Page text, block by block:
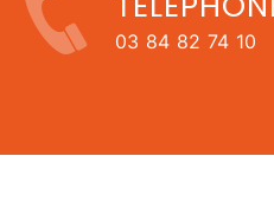
03 84 82 74 10